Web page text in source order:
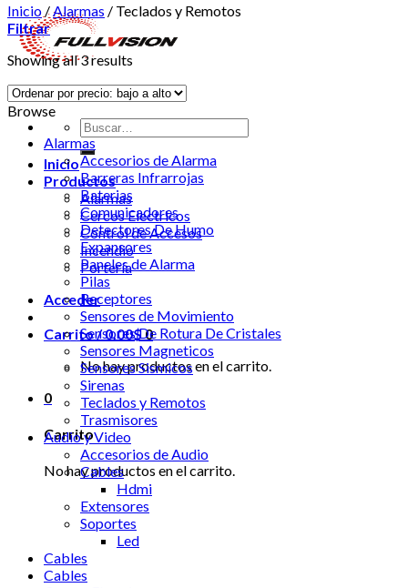
Buscar
por:
Inicio
Productos
Alarmas
Cercos Electricos
Control de Accesos
Incendio
Portería
Acceder
Carrito /0.00$0
No hay productos en el carrito.
0
Carrito
No hay productos en el carrito.
Inicio / Alarmas / Teclados y Remotos
Filtrar
Showing all 3 results
Browse
Alarmas
Accesorios de Alarma
Barreras Infrarrojas
Baterias
Comunicadores
Detectores De Humo
Expansores
Paneles de Alarma
Pilas
Receptores
Sensores de Movimiento
Sensores De Rotura De Cristales
Sensores Magneticos
Sensores Sismicos
Sirenas
Teclados y Remotos
Trasmisores
Audio y Video
Accesorios de Audio
Cables
Hdmi
Extensores
Soportes
Led
Cables
Cables